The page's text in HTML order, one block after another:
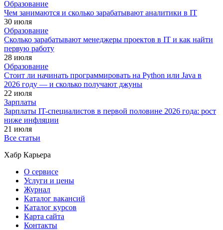
Образование
Чем занимаются и сколько зарабатывают аналитики в IT
30 июля
Образование
Сколько зарабатывают менеджеры проектов в IT и как найти
первую работу
28 июля
Образование
Стоит ли начинать программировать на Python или Java в
2026 году — и сколько получают джуны
22 июля
Зарплаты
Зарплаты IT-специалистов в первой половине 2026 года: рост
ниже инфляции
21 июля
Все статьи
Хабр Карьера
О сервисе
Услуги и цены
Журнал
Каталог вакансий
Каталог курсов
Карта сайта
Контакты